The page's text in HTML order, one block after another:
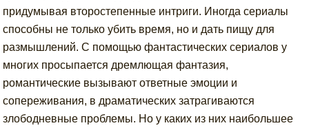
придумывая второстепенные интриги. Иногда сериалы
способны не только убить время, но и дать пищу для
размышлений. С помощью фантастических сериалов у
многих просыпается дремлющая фантазия,
романтические вызывают ответные эмоции и
сопереживания, в драматических затрагиваются
злободневные проблемы. Но у каких из них наибольшее